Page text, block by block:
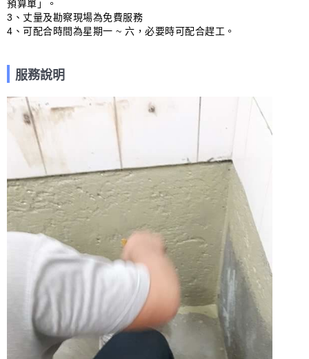
預算單」。
3、丈量及勘察現場為免費服務
4、可配合時間為星期一 ~ 六，必要時可配合趕工。
服務說明